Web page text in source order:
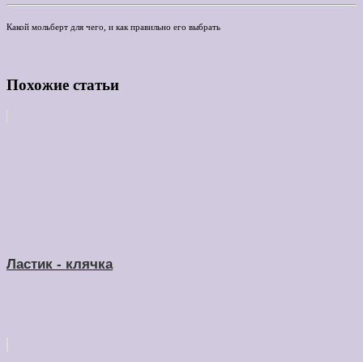
Какой мольберт для чего, и как правильно его выбрать
Похожие статьи
Ластик - клячка